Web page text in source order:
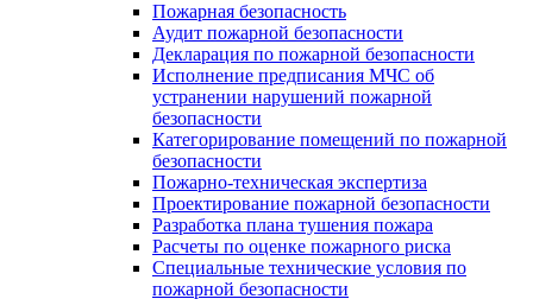
Пожарная безопасность
Аудит пожарной безопасности
Декларация по пожарной безопасности
Исполнение предписания МЧС об
устранении нарушений пожарной
безопасности
Категорирование помещений по пожарной
безопасности
Пожарно-техническая экспертиза
Проектирование пожарной безопасности
Разработка плана тушения пожара
Расчеты по оценке пожарного риска
Специальные технические условия по
пожарной безопасности